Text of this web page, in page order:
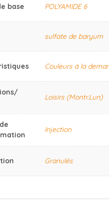
base POLYAMIDE 6
sulfate de baryum
Couleurs à la
Loisirs (Montr.Lun)
Injection
Granulés